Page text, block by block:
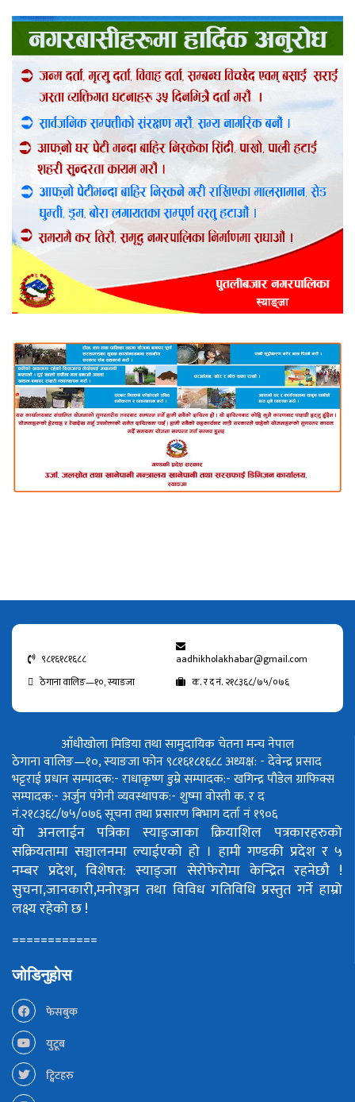
९८१६१८१६८८
aadhikholakhabar@gmail.com
ठेगाना वालिङ—१०, स्याङजा
क. र द नं. २१८३६८/७५/०७६
आँधीखोला मिडिया तथा सामुदायिक चेतना मन्च नेपाल
ठेगाना वालिङ—१०, स्याङजा फोन ९८१६१८१६८८अध्यक्ष: - देवेन्द्र प्रसाद
भट्टराईप्रधान सम्पादक:- राधाकृष्ण डुम्रेसम्पादक:- खगिन्द्र पौडेलग्राफिक्स
सम्पादक:- अर्जुन पंगेनीव्यवस्थापक:- शुष्मा वोस्तीक. र द
नं.२१८३६८/७५/०७६सूचना तथा प्रसारण बिभाग दर्ता नं १९०६
यो अनलाईन पत्रिका स्याङ्जाका क्रियाशिल पत्रकारहरुको
सक्रियतामा सञ्चालनमा ल्याईएको हो । हामी गण्डकी प्रदेश र ५
नम्बर प्रदेश, विशेषत: स्याङ्जा सेरोफेरोमा केन्द्रित रहनेछौ !
सुचना,जानकारी,मनोरञ्जन तथा विविध गतिविधि प्रस्तुत गर्ने हाम्रो
लक्ष्य रहेको छ !
============
जोडिनुहोस
फेसबुक
युटूब
ट्विटहरु